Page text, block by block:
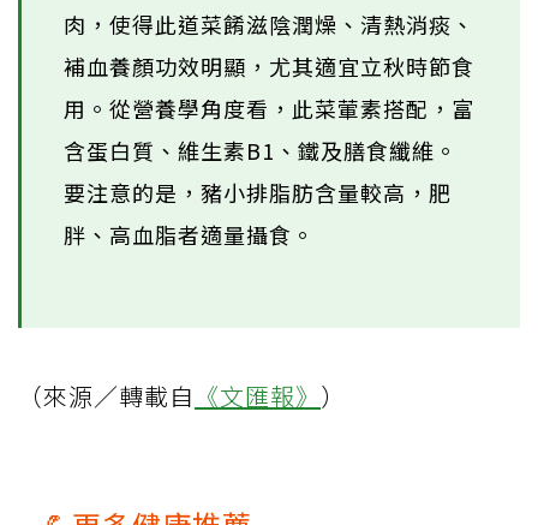
肉，使得此道菜餚滋陰潤燥、清熱消痰、
補血養顏功效明顯，尤其適宜立秋時節食
用。從營養學角度看，此菜葷素搭配，富
含蛋白質、維生素B1、鐵及膳食纖維。
要注意的是，豬小排脂肪含量較高，肥
胖、高血脂者適量攝食。
（來源／轉載自 《文匯報》 ）